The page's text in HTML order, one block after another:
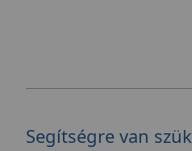
Segítségre van